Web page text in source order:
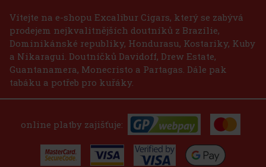
62Kč bez DPH 75 Kč
Do košíku
Vítejte na e-shopu Excalibur Cigars, který se zabývá
prodejem nejkvalitnějších doutníků z Brazílie,
Dominikánské republiky, Hondurasu, Kostariky, Kuby
a Nikaragui. Doutníčků Davidoff, Drew Estate,
Guantanamera, Monecristo a Partagas. Dále pak
tabáku a potřeb pro kuřáky.
online platby zajišťuje: